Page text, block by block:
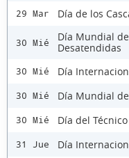
29 Mar Día de los
30 Mié
Día Mundial
Desatendidas
30 Mié Día
30 Mié Día Mundial
30 Mié Día del
31 Jue Día